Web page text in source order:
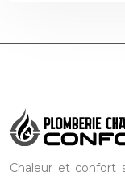
Chaleur et confort